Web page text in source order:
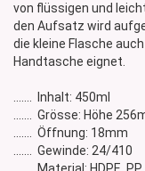
von flüssigen und
den Aufsatz wird
die kleine Flasche
Handtasche eignet.
....... Inhalt: 450ml
....... Grösse: Höhe
....... Öffnung: 18mm
....... Gewinde: 24/410